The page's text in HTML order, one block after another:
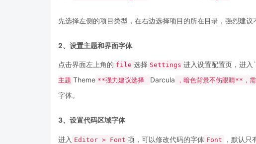
先选择左侧的项目类型，在右边选择项目的所在目录，强烈建议
2、设置主题和界面字体
点击界面左上角的 file 选择 Settings 进入设置配置页，进
主题 Theme **强力建议选择 Darcula ，暗色背景不伤眼睛**，
字体。
3、设置代码区域字体
进入 Editor > Font 项，可以修改代码的字体 Font ，默认